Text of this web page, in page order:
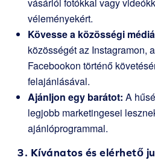
véleményekért.
Kövesse a közösségi
közösségét az Instagramon,
Facebookon történő
felajánlásával.
Ajánljon egy barátot: A
legjobb marketingesei
ajánlóprogrammal.
3. Kívánatos és elérhető